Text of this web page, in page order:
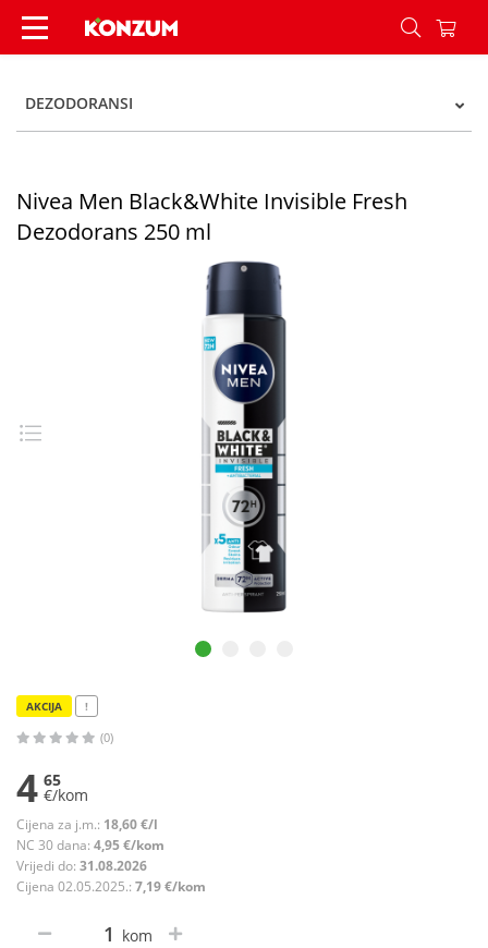
Nivea Men Black&White Invisible Fresh
DEZODORANSI
Nivea Men Black&White Invisible Fresh
Dezodorans 250 ml
AKCIJA !
(0)
4 65
€/kom
Cijena za j.m.: 18,60 €/l
NC 30 dana: 4,95 €/kom
Vrijedi do: 31.08.2026
Cijena 02.05.2025.: 7,19 €/kom
kom